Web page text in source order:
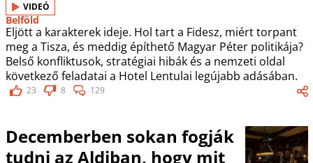
VIDEÓ
Belföld
Eljött a karakterek ideje. Hol tart a Fidesz, miért torpant
meg a Tisza, és meddig építhető Magyar Péter politikája?
Belső konfliktusok, stratégiai hibák és a nemzeti oldal
következő feladatai a Hotel Lentulai legújabb adásában.
23 8 129
Decemberben sokan fogják
tudni az Aldiban, hogy mit